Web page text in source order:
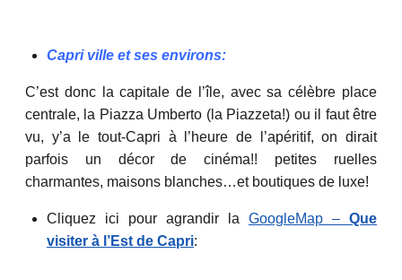
Capri ville et ses environs:
C’est donc la capitale de l’île, avec sa célèbre place
centrale, la Piazza Umberto (la Piazzeta!) ou il faut être
vu, y’a le tout-Capri à l’heure de l’apéritif, on dirait
parfois un décor de cinéma!! petites ruelles
charmantes, maisons blanches…et boutiques de luxe!
Cliquez ici pour agrandir la GoogleMap – Que
visiter à l’Est de Capri: